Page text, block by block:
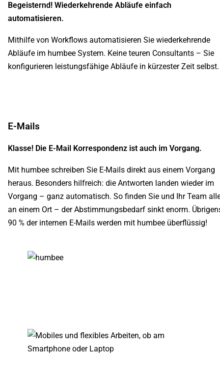
Begeisternd! Wiederkehrende Abläufe einfach
automatisieren.
Mithilfe von Workflows automatisieren Sie wiederkehrende
Abläufe im humbee System. Keine teuren Consultants – Sie
konfigurieren leistungsfähige Abläufe in kürzester Zeit selbst.
E-Mails
Klasse! Die E-Mail Korrespondenz ist auch im Vorgang.
Mit humbee schreiben Sie E-Mails direkt aus einem Vorgang
heraus. Besonders hilfreich: die Antworten landen wieder im
Vorgang – ganz automatisch. So finden Sie und Ihr Team
an einem Ort – der Abstimmungsbedarf sinkt enorm.
90 % der internen E-Mails werden mit humbee überflüssig!